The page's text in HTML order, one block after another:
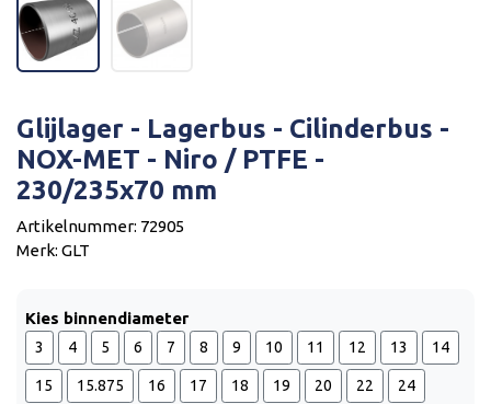
Glijlager - Lagerbus - Cilinderbus -
NOX-MET - Niro / PTFE -
230/235x70 mm
Artikelnummer: 72905
Merk: GLT
Kies binnendiameter
3 4 5 6 7 8 9 10 11 12 13 14
15 15.875 16 17 18 19 20 22 24